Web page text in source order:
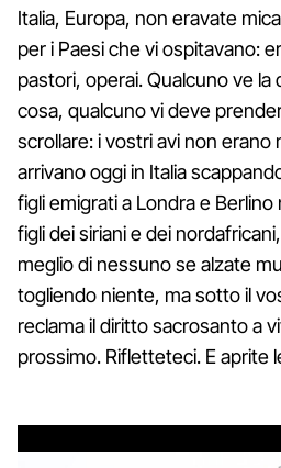
Italia, Europa, non eravate
per i Paesi che vi ospitavano:
pastori, operai. Qualcuno ve
cosa, qualcuno vi deve
scrollare: i vostri avi non erano
arrivano oggi in Italia
figli emigrati a Londra e
figli dei siriani e dei
meglio di nessuno se alzate
togliendo niente, ma sotto il
reclama il diritto sacrosanto a
prossimo. Rifletteteci. E aprite